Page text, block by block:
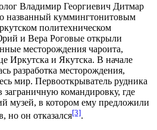
Владимир Георгиевич Дитмар
названный куммингтонитовым
политехническом
и Вера Роговые открыли
месторождения чароита,
Иркутска и Якутска. В начале
разработка месторождения,
мир. Первооткрыватель рудника
командировку, где
музей, в котором ему предложили
но он отказался[3].